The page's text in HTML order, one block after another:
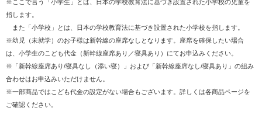
※ここで言う「小学生」とは、日本の学校教育法に基づき設置された小学校の児童を
指します。
また「小学校」とは、日本の学校教育法に基づき設置された小学校を指します。
※幼児（未就学）のお子様は新幹線の座席なしとなります。座席を確保したい場合
は、小学生のこども代金（新幹線座席あり／寝具あり）にてお申込みください。
※「新幹線座席あり/寝具なし（添い寝）」および「新幹線座席なし/寝具あり」の組み
合わせはお申込みいただけません。
※一部商品ではこども代金の設定がない場合もございます。詳しくは各商品ページを
ご確認ください。